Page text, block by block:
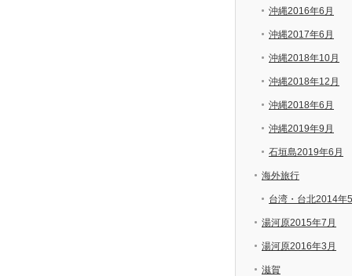
沖縄2016年6月
沖縄2017年6月
沖縄2018年10月
沖縄2018年12月
沖縄2018年6月
沖縄2019年9月
石垣島2019年6月
海外旅行
台湾・台北2014年
湯河原2015年7月
湯河原2016年3月
滋賀